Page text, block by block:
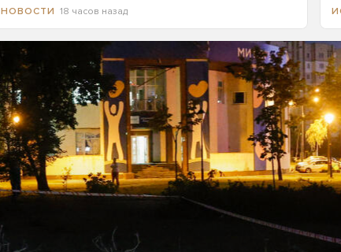
НОВОСТИ 18 часов назад